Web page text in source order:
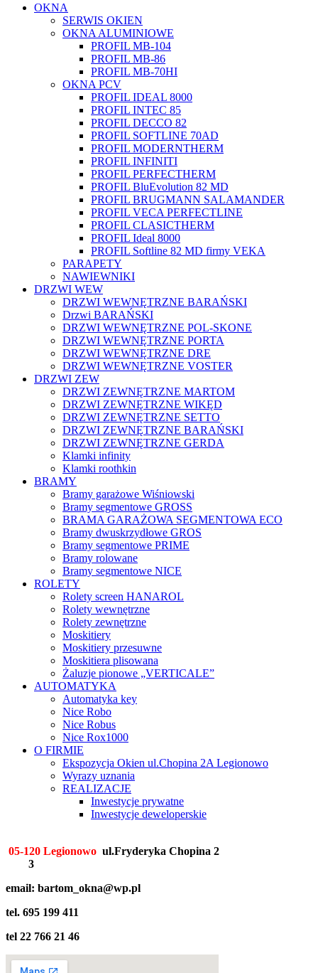
OKNA
SERWIS OKIEN
OKNA ALUMINIOWE
PROFIL MB-104
PROFIL MB-86
PROFIL MB-70HI
OKNA PCV
PROFIL IDEAL 8000
PROFIL INTEC 85
PROFIL DECCO 82
PROFIL SOFTLINE 70AD
PROFIL MODERNTHERM
PROFIL INFINITI
PROFIL PERFECTHERM
PROFIL BluEvolution 82 MD
PROFIL BRUGMANN SALAMANDER
PROFIL VECA PERFECTLINE
PROFIL CLASICTHERM
PROFIL Ideal 8000
PROFIL Softline 82 MD firmy VEKA
PARAPETY
NAWIEWNIKI
DRZWI WEW
DRZWI WEWNĘTRZNE BARAŃSKI
Drzwi BARAŃSKI
DRZWI WEWNĘTRZNE POL-SKONE
DRZWI WEWNĘTRZNE PORTA
DRZWI WEWNĘTRZNE DRE
DRZWI WEWNĘTRZNE VOSTER
DRZWI ZEW
DRZWI ZEWNĘTRZNE MARTOM
DRZWI ZEWNĘTRZNE WIKĘD
DRZWI ZEWNĘTRZNE SETTO
DRZWI ZEWNĘTRZNE BARAŃSKI
DRZWI ZEWNĘTRZNE GERDA
Klamki infinity
Klamki roothkin
BRAMY
Bramy garażowe Wiśniowski
Bramy segmentowe GROSS
BRAMA GARAŻOWA SEGMENTOWA ECO
Bramy dwuskrzydłowe GROS
Bramy segmentowe PRIME
Bramy rolowane
Bramy segmentowe NICE
ROLETY
Rolety screen HANAROL
Rolety wewnętrzne
Rolety zewnętrzne
Moskitiery
Moskitiery przesuwne
Moskitiera plisowana
Żaluzje pionowe „VERTICALE”
AUTOMATYKA
Automatyka key
Nice Robo
Nice Robus
Nice Rox1000
O FIRMIE
Ekspozycja Okien ul.Chopina 2A Legionowo
Wyrazy uznania
REALIZACJE
Inwestycje prywatne
Inwestycje deweloperskie
05-120 Legionowo ul.Fryderyka Chopina 2
3
email: bartom_okna@wp.pl
tel. 695 199 411
tel 22 766 21 46